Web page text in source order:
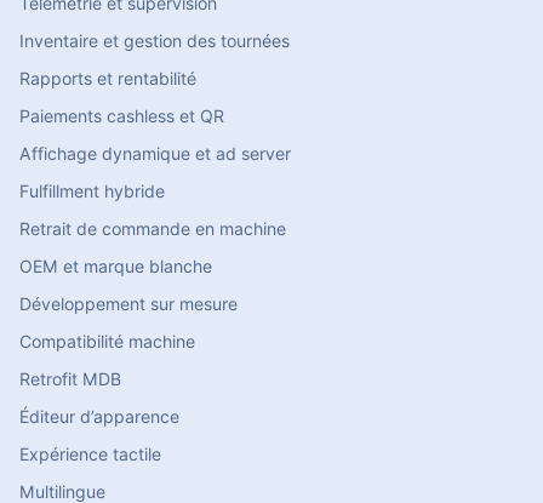
Inventaire et gestion des tournées
Rapports et rentabilité
Paiements cashless et QR
Affichage dynamique et ad server
Fulfillment hybride
Retrait de commande en machine
OEM et marque blanche
Développement sur mesure
Compatibilité machine
Retrofit MDB
Éditeur d’apparence
Expérience tactile
Multilingue